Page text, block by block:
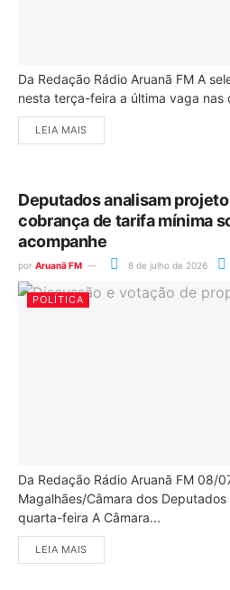
Da Redação Rádio Aruanã FM A
nesta terça-feira a última vaga nas
LEIA MAIS
Deputados analisam
cobrança de tarifa mínima
acompanhe
por Aruanã FM 8 de julho de 2026
POLÍTICA
Da Redação Rádio Aruanã FM
Magalhães/Câmara dos
quarta-feira A Câmara...
LEIA MAIS